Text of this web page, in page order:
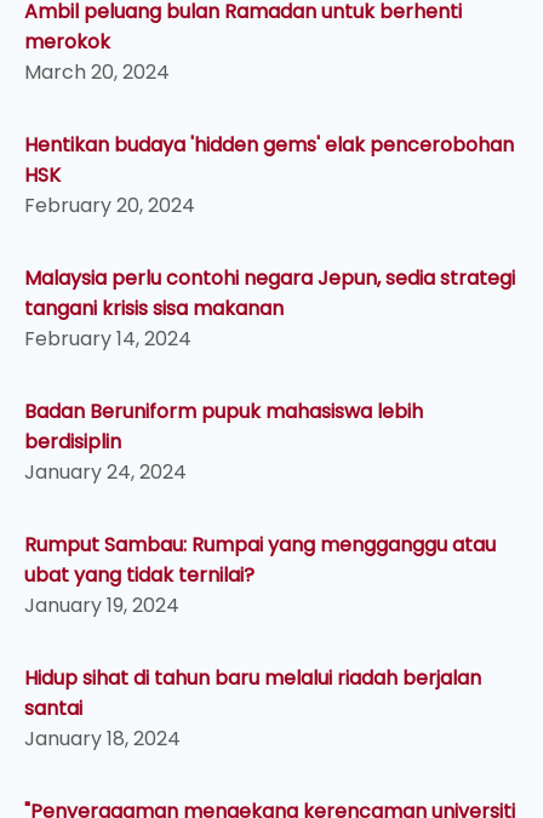
Ambil peluang bulan Ramadan untuk berhenti
merokok
March 20, 2024
Hentikan budaya 'hidden gems' elak pencerobohan
HSK
February 20, 2024
Malaysia perlu contohi negara Jepun, sedia strategi
tangani krisis sisa makanan
February 14, 2024
Badan Beruniform pupuk mahasiswa lebih
berdisiplin
January 24, 2024
Rumput Sambau: Rumpai yang mengganggu atau
ubat yang tidak ternilai?
January 19, 2024
Hidup sihat di tahun baru melalui riadah berjalan
santai
January 18, 2024
"Penyeragaman mengekang kerencaman universiti